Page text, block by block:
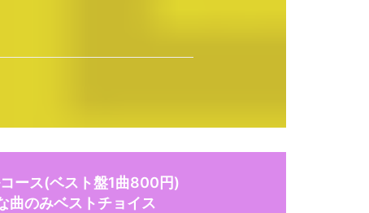
ース(ベスト盤1曲800円)
曲のみベストチョイス